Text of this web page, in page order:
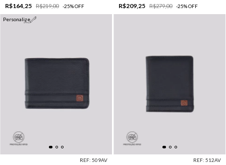
R$164,25
R$219,00 -25%OFF
R$209,25
R$279,00 -25%OFF
Personalize
REF: 509AV REF: 512AV